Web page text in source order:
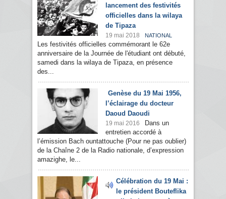
lancement des festivités
officielles dans la wilaya
de Tipaza
19 mai 2018 NATIONAL
Les festivités officielles commémorant le 62e
anniversaire de la Journée de l'étudiant ont débuté,
samedi dans la wilaya de Tipaza, en présence
des...
Genèse du 19 Mai 1956,
l’éclairage du docteur
Daoud Daoudi
19 mai 2016
Dans un
entretien accordé à
l’émission Bach ountattouche (Pour ne pas oublier)
de la Chaîne 2 de la Radio nationale, d’expression
amazighe, le...
Célébration du 19 Mai :
le président Bouteflika